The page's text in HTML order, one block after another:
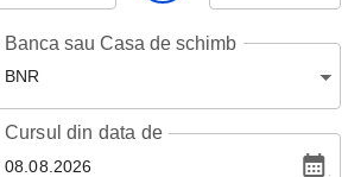
Banca sau Casa de schimb
BNR
08.08.2026
Cursuldin data de